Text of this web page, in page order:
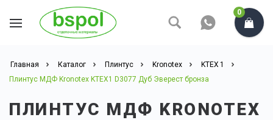
0
Главная Каталог Плинтус Kronotex
KTEX 1
Плинтус МДФ Kronotex KTEX1 D3077 Дуб Эверест бронза
ПЛИНТУС МДФ KRONOTEX